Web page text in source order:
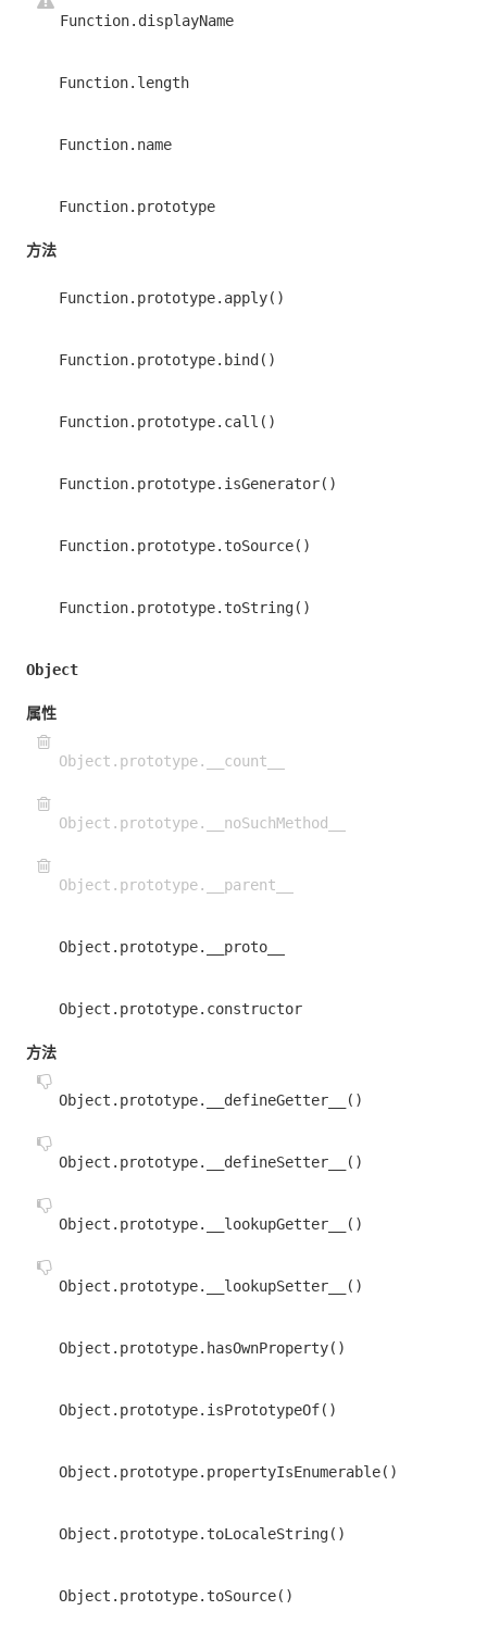
Function.displayName
Function.length
Function.name
Function.prototype
方法
Function.prototype.apply()
Function.prototype.bind()
Function.prototype.call()
Function.prototype.isGenerator()
Function.prototype.toSource()
Function.prototype.toString()
Object
属性
Object.prototype.__count__
Object.prototype.__noSuchMethod__
Object.prototype.__parent__
Object.prototype.__proto__
Object.prototype.constructor
方法
Object.prototype.__defineGetter__()
Object.prototype.__defineSetter__()
Object.prototype.__lookupGetter__()
Object.prototype.__lookupSetter__()
Object.prototype.hasOwnProperty()
Object.prototype.isPrototypeOf()
Object.prototype.propertyIsEnumerable()
Object.prototype.toLocaleString()
Object.prototype.toSource()